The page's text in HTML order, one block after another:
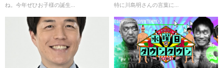
ね。今年ぜひお子様の誕生...
特に川島明さんの言葉に...